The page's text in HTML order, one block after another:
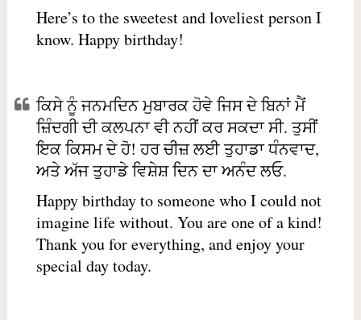
Here’s to the sweetest and loveliest person I
know. Happy birthday!
ਕਿਸੇ ਨੂੰ ਜਨਮਦਿਨ ਮੁਬਾਰਕ ਹੋਵੇ ਜਿਸ ਦੇ ਬਿਨਾਂ ਮੈਂ
ਜ਼ਿੰਦਗੀ ਦੀ ਕਲਪਨਾ ਵੀ ਨਹੀਂ ਕਰ ਸਕਦਾ ਸੀ. ਤੁਸੀਂ
ਇਕ ਕਿਸਮ ਦੇ ਹੋ! ਹਰ ਚੀਜ਼ ਲਈ ਤੁਹਾਡਾ ਧੰਨਵਾਦ,
ਅਤੇ ਅੱਜ ਤੁਹਾਡੇ ਵਿਸ਼ੇਸ਼ ਦਿਨ ਦਾ ਅਨੰਦ ਲਓ.
Happy birthday to someone who I could not
imagine life without. You are one of a kind!
Thank you for everything, and enjoy your
special day today.